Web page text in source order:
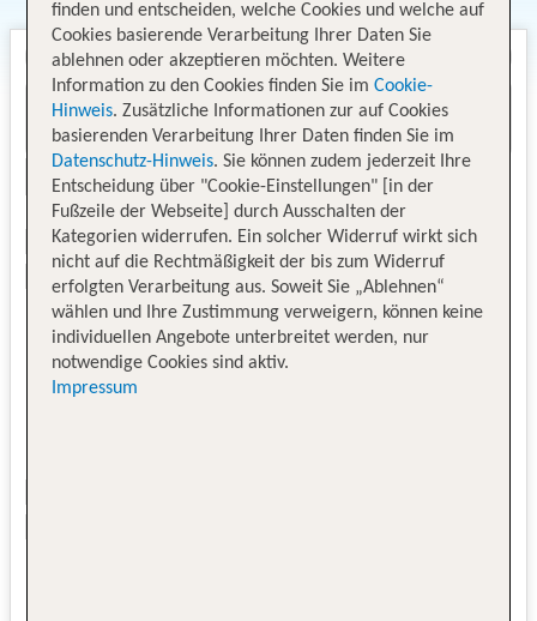
finden und entscheiden, welche Cookies und welche auf
Cookies basierende Verarbeitung Ihrer Daten Sie
ablehnen oder akzeptieren möchten. Weitere
Information zu den Cookies finden Sie im Cookie-
Hinweis. Zusätzliche Informationen zur auf Cookies
basierenden Verarbeitung Ihrer Daten finden Sie im
Datenschutz-Hinweis. Sie können zudem jederzeit Ihre
Entscheidung über "Cookie-Einstellungen" [in der
Fußzeile der Webseite] durch Ausschalten der
Kategorien widerrufen. Ein solcher Widerruf wirkt sich
nicht auf die Rechtmäßigkeit der bis zum Widerruf
erfolgten Verarbeitung aus. Soweit Sie „Ablehnen“
wählen und Ihre Zustimmung verweigern, können keine
individuellen Angebote unterbreitet werden, nur
notwendige Cookies sind aktiv.
Impressum